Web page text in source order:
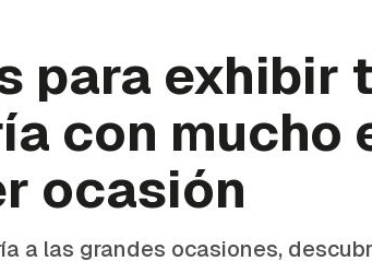
para exhibir
con mucho
ocasión
a las grandes ocasiones,